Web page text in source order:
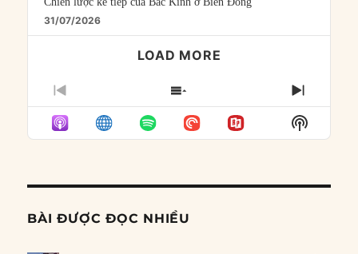
31/07/2026
LOAD MORE
PREVIOUS
EPISODE
SHOW
EPISODES
LIST
NEXT
Show
Podcast
BÀI ĐƯỢC ĐỌC NHIỀU